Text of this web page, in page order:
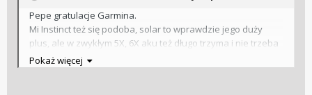
Pepe gratulacje Garmina.
Mi Instinct też się podoba, solar to wprawdzie jego duży
plus, ale w zwykłym 5X, 6X aku też długo trzyma i nie trzeba
tego robić codziennie.
Między innymi dlatego oddałem Apple Watcha synowi
Pokaż więcej